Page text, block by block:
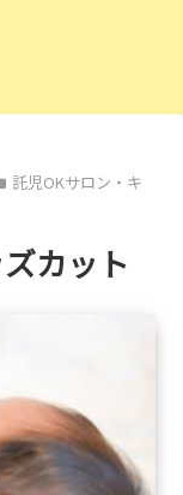
託児OKサロン・キ
カット